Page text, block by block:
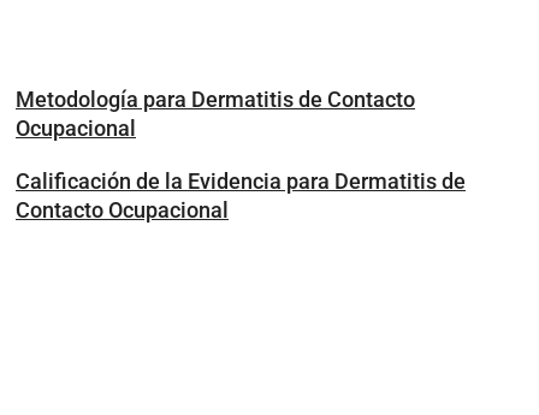
Metodología para Dermatitis de Contacto
Ocupacional
Calificación de la Evidencia para Dermatitis de
Contacto Ocupacional